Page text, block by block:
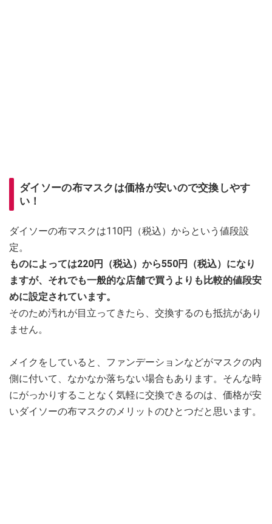
ダイソーの布マスクは価格が安いので交換しやす
い！
ダイソーの布マスクは110円（税込）からという値段設
定。
ものによっては220円（税込）から550円（税込）になり
ますが、それでも一般的な店舗で買うよりも比較的値段安
めに設定されています。
そのため汚れが目立ってきたら、交換するのも抵抗があり
ません。
メイクをしていると、ファンデーションなどがマスクの内
側に付いて、なかなか落ちない場合もあります。そんな時
にがっかりすることなく気軽に交換できるのは、価格が安
いダイソーの布マスクのメリットのひとつだと思います。